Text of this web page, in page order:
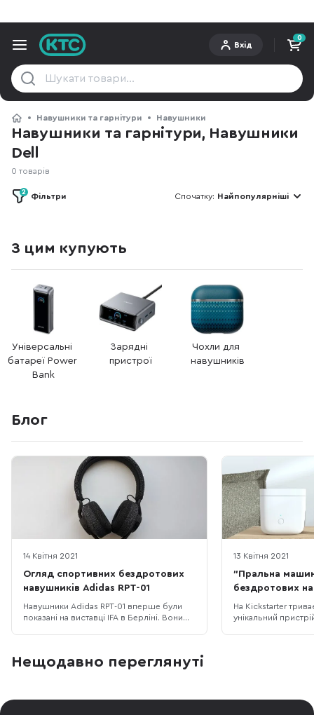
Вхід
0
Навушники та гарнітури Навушники
Навушники та гарнітури, Навушники
Dell
0 товарів
Фільтри
2 Спочатку: Найпопулярніші
З цим купують
Універсальні
батареї Power
Bank
Зарядні
пристрої
Чохли для
навушників
Блог
14 Квітня 2021
Огляд спортивних бездротових
навушників Adidas RPT-01
Навушники Adidas RPT-01 вперше були
показані на виставці IFA в Берліні. Вони
що спортивні бренди, які не
13 Квітня 2021
"Пральна
бездротових
На Kickstarter
унікальний
Нещодавно переглянуті